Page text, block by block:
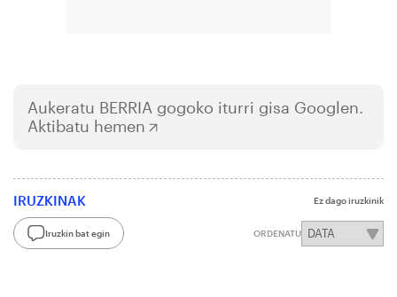
Aukeratu BERRIA gogoko iturri gisa Googlen.
Aktibatu hemen
IRUZKINAK Ez dago iruzkinik
Iruzkin bat egin ORDENATU